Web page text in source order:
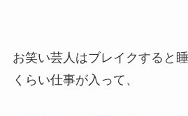
お笑い芸人はブレイクすると
くらい仕事が入って、